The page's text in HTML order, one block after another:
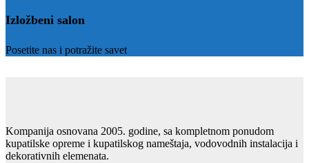
Izložbeni salon
Posetite nas i potražite savet
Kompanija osnovana 2005. godine, sa kompletnom ponudom
kupatilske opreme i kupatilskog nameštaja, vodovodnih instalacija i
dekorativnih elemenata.